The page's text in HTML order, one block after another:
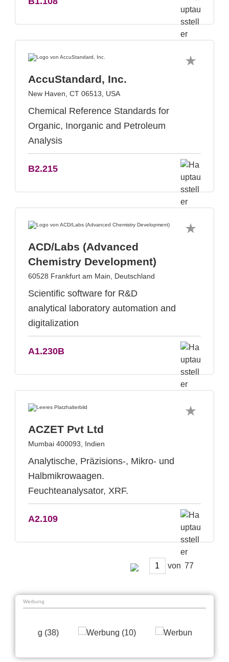
AccuStandard, Inc.
New Haven, CT 06513, USA
Chemical Reference Standards for
Organic, Inorganic and Petroleum
Analysis
B2.215
ACD/Labs (Advanced
Chemistry Development)
60528 Frankfurt am Main, Deutschland
Scientific software for R&D
analytical laboratory automation and
digitalization
A1.230B
ACZET Pvt Ltd
Mumbai 400093, Indien
Analytische, Präzisions-, Mikro- und
Halbmikrowaagen.
Feuchteanalysator, XRF.
A2.109
von
Werbung